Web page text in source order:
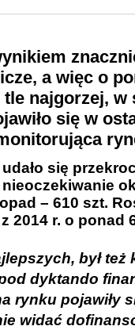
a więc o
tle najgorzej,
się w
się
– 610 szt.
2014 r. o ponad
był
dyktando
rynku pojawiły
widać